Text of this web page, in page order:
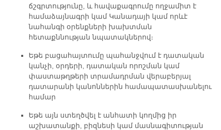
ճշգրտությունը, և հավաքագրումը ողջամիտ է
համաձայնագրի կամ Կանադայի կամ որևէ
նահանգի օրենքների խախտման
հետաքննության նպատակներով։
Եթե ​​բացահայտումը պահանջվում է դատական ​​
կանչի, օրդերի, դատական ​​որոշման կամ
փաստաթղթերի տրամադրման վերաբերյալ
դատարանի կանոններին համապատասխանելու
համար
Եթե ​​այն ստեղծվել է անհատի կողմից իր
աշխատանքի, բիզնեսի կամ մասնագիտության